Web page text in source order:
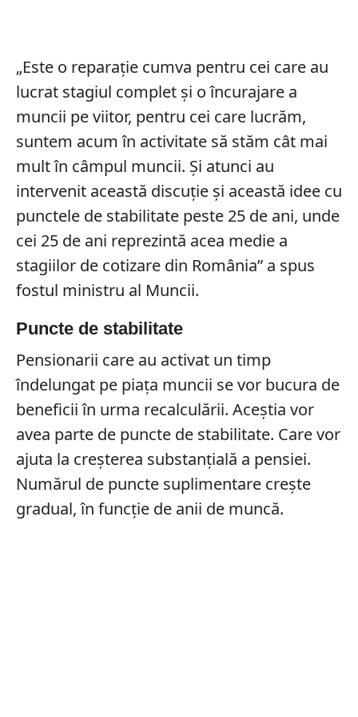
„Este o reparație cumva pentru cei care au
lucrat stagiul complet și o încurajare a
muncii pe viitor, pentru cei care lucrăm,
suntem acum în activitate să stăm cât mai
mult în câmpul muncii. Şi atunci au
intervenit această discuție și această idee cu
punctele de stabilitate peste 25 de ani, unde
cei 25 de ani reprezintă acea medie a
stagiilor de cotizare din România” a spus
fostul ministru al Muncii.
Puncte de stabilitate
Pensionarii care au activat un timp
îndelungat pe piața muncii se vor bucura de
beneficii în urma recalculării. Aceștia vor
avea parte de puncte de stabilitate. Care vor
ajuta la creșterea substanțială a pensiei.
Numărul de puncte suplimentare crește
gradual, în funcție de anii de muncă.